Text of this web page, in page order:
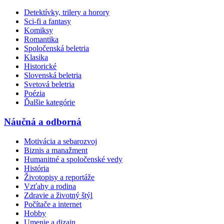
Detektívky, trilery a horory
Sci-fi a fantasy
Komiksy
Romantika
Spoločenská beletria
Klasika
Historické
Slovenská beletria
Svetová beletria
Poézia
Ďalšie kategórie
Náučná a odborná
Motivácia a sebarozvoj
Biznis a manažment
Humanitné a spoločenské vedy
História
Životopisy a reportáže
Vzťahy a rodina
Zdravie a životný štýl
Počítače a internet
Hobby
Umenie a dizajn